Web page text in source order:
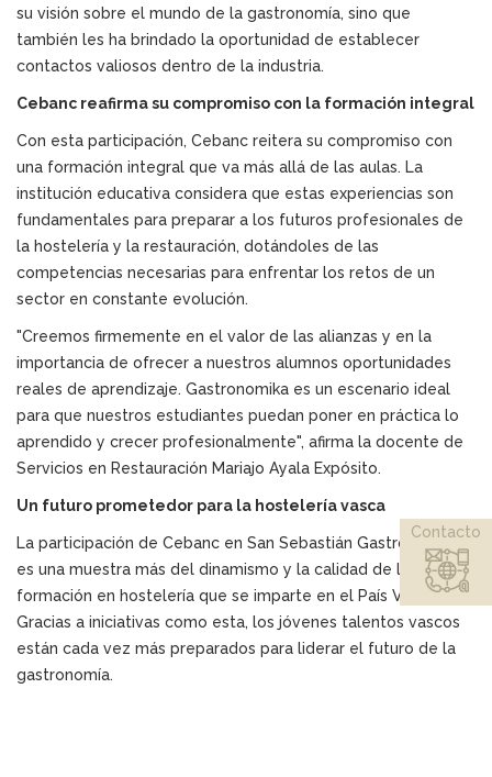
su visión sobre el mundo de la gastronomía, sino que
también les ha brindado la oportunidad de establecer
contactos valiosos dentro de la industria.
Cebanc reafirma su compromiso con la formación integral
Con esta participación, Cebanc reitera su compromiso con
una formación integral que va más allá de las aulas. La
institución educativa considera que estas experiencias son
fundamentales para preparar a los futuros profesionales de
la hostelería y la restauración, dotándoles de las
competencias necesarias para enfrentar los retos de un
sector en constante evolución.
"Creemos firmemente en el valor de las alianzas y en la
importancia de ofrecer a nuestros alumnos oportunidades
reales de aprendizaje. Gastronomika es un escenario ideal
para que nuestros estudiantes puedan poner en práctica lo
aprendido y crecer profesionalmente", afirma la docente de
Servicios en Restauración Mariajo Ayala Expósito.
Un futuro prometedor para la hostelería vasca
La participación de Cebanc en San Sebastián Gastronomika
es una muestra más del dinamismo y la calidad de la
formación en hostelería que se imparte en el País Vasco.
Gracias a iniciativas como esta, los jóvenes talentos vascos
están cada vez más preparados para liderar el futuro de la
gastronomía.
Contacto